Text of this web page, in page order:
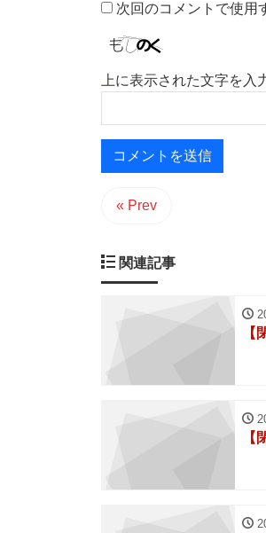
次回のコメントで使用
上に表示された文字を入
« Prev
関連記事
【
【